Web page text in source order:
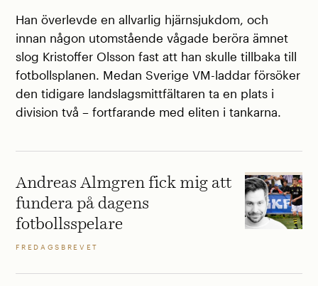
Han överlevde en allvarlig hjärnsjukdom, och
innan någon utomstående vågade beröra ämnet
slog Kristoffer Olsson fast att han skulle tillbaka till
fotbollsplanen. Medan Sverige VM-laddar försöker
den tidigare landslagsmittfältaren ta en plats i
division två – fortfarande med eliten i tankarna.
Andreas Almgren fick mig att
fundera på dagens
fotbollsspelare
FREDAGSBREVET